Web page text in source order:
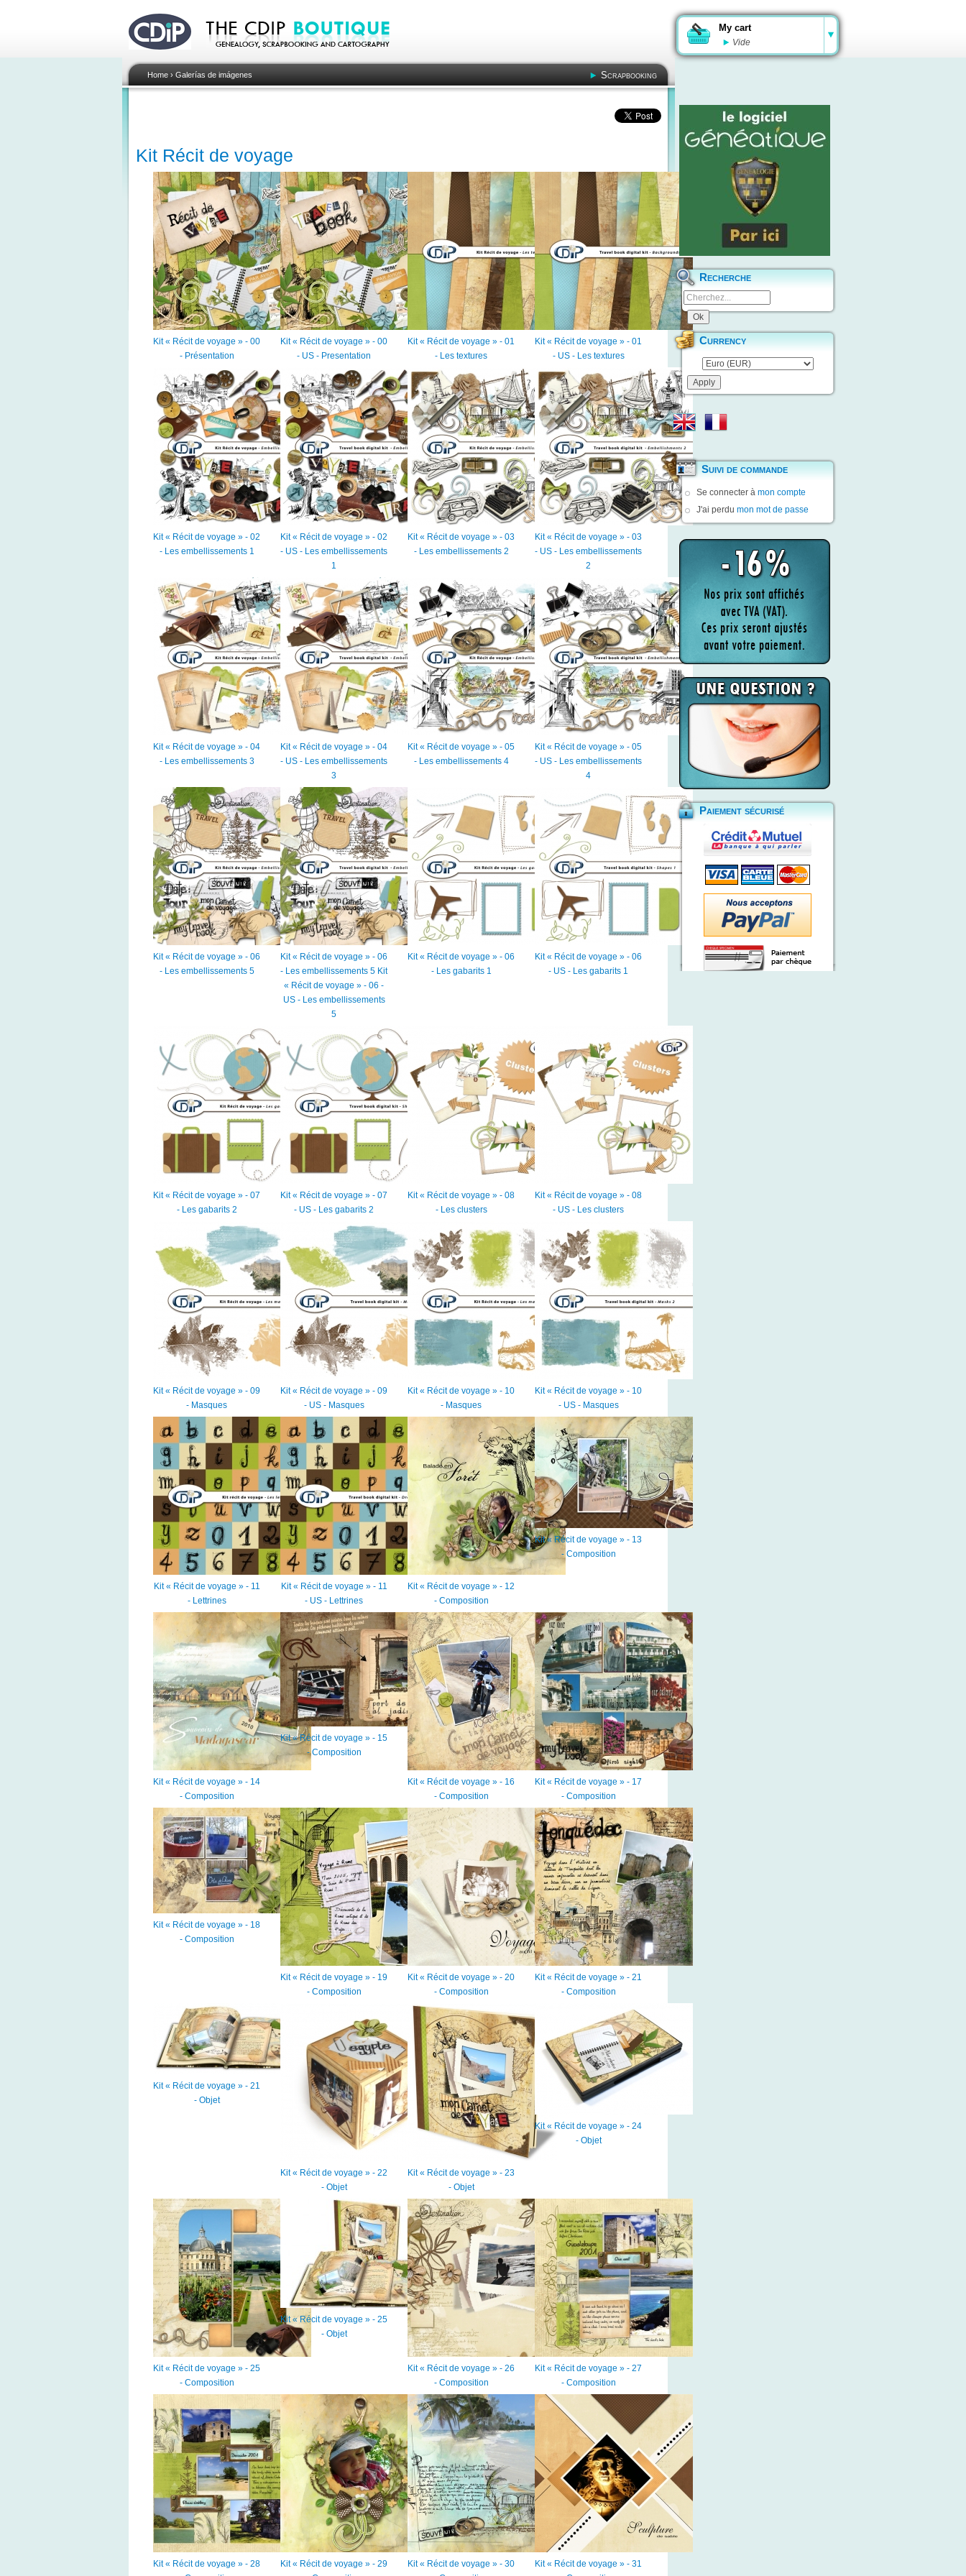
My cart
Vide
Home› Galerías de imágenes Scrapbooking
Kit Récit de voyage
Kit « Récit de voyage » - 00
- Présentation
Kit « Récit de voyage » - 00
- US - Presentation
Kit « Récit de voyage » - 01
- Les textures
Kit « Récit de voyage » - 01
- US - Les textures
Kit « Récit de voyage » - 02
- Les embellissements 1
Kit « Récit de voyage » - 02
- US - Les embellissements
1
Kit « Récit de voyage » - 03
- Les embellissements 2
Kit « Récit de voyage » - 03
- US - Les embellissements
2
Kit « Récit de voyage » - 04
- Les embellissements 3
Kit « Récit de voyage » - 04
- US - Les embellissements
3
Kit « Récit de voyage » - 05
- Les embellissements 4
Kit « Récit de voyage » - 05
- US - Les embellissements
4
Kit « Récit de voyage » - 06
- Les embellissements 5
Kit « Récit de voyage » - 06
- Les embellissements 5 Kit
« Récit de voyage » - 06 -
US - Les embellissements
5
Kit « Récit de voyage » - 06
- Les gabarits 1
Kit « Récit de voyage » - 06
- US - Les gabarits 1
Kit « Récit de voyage » - 07
- Les gabarits 2
Kit « Récit de voyage » - 07
- US - Les gabarits 2
Kit « Récit de voyage » - 08
- Les clusters
Kit « Récit de voyage » - 08
- US - Les clusters
Kit « Récit de voyage » - 09
- Masques
Kit « Récit de voyage » - 09
- US - Masques
Kit « Récit de voyage » - 10
- Masques
Kit « Récit de voyage » - 10
- US - Masques
Kit « Récit de voyage » - 11
- Lettrines
Kit « Récit de voyage » - 11
- US - Lettrines
Kit « Récit de voyage » - 12
- Composition
Kit « Récit de voyage » - 13
- Composition
Kit « Récit de voyage » - 14
- Composition
Kit « Récit de voyage » - 15
- Composition
Kit « Récit de voyage » - 16
- Composition
Kit « Récit de voyage » - 17
- Composition
Kit « Récit de voyage » - 18
- Composition
Kit « Récit de voyage » - 19
- Composition
Kit « Récit de voyage » - 20
- Composition
Kit « Récit de voyage » - 21
- Composition
Kit « Récit de voyage » - 21
- Objet
Kit « Récit de voyage » - 22
- Objet
Kit « Récit de voyage » - 23
- Objet
Kit « Récit de voyage » - 24
- Objet
Kit « Récit de voyage » - 25
- Composition
Kit « Récit de voyage » - 25
- Objet
Kit « Récit de voyage » - 26
- Composition
Kit « Récit de voyage » - 27
- Composition
Kit « Récit de voyage » - 28
Kit « Récit de voyage » - 29
Kit « Récit de voyage » - 30
Kit « Récit de voyage » - 31
Recherche
Currency
Suivi de commande
Se connecter à mon compte
J'ai perdu mon mot de passe
Paiement sécurisé